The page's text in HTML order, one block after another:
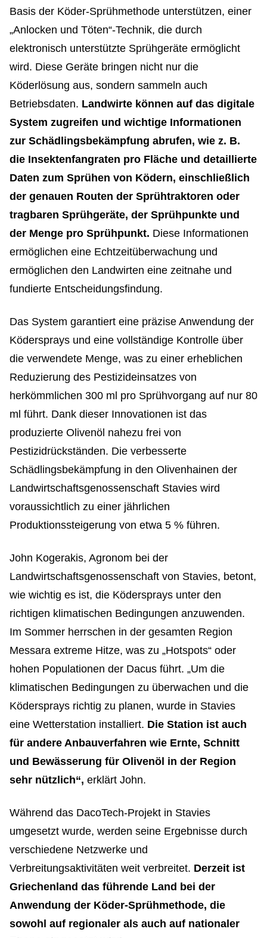
Basis der Köder-Sprühmethode unterstützen, einer
„Anlocken und Töten“-Technik, die durch
elektronisch unterstützte Sprühgeräte ermöglicht
wird. Diese Geräte bringen nicht nur die
Köderlösung aus, sondern sammeln auch
Betriebsdaten. Landwirte können auf das digitale
System zugreifen und wichtige Informationen
zur Schädlingsbekämpfung abrufen, wie z. B.
die Insektenfangraten pro Fläche und detaillierte
Daten zum Sprühen von Ködern, einschließlich
der genauen Routen der Sprühtraktoren oder
tragbaren Sprühgeräte, der Sprühpunkte und
der Menge pro Sprühpunkt. Diese Informationen
ermöglichen eine Echtzeitüberwachung und
ermöglichen den Landwirten eine zeitnahe und
fundierte Entscheidungsfindung.
Das System garantiert eine präzise Anwendung der
Ködersprays und eine vollständige Kontrolle über
die verwendete Menge, was zu einer erheblichen
Reduzierung des Pestizideinsatzes von
herkömmlichen 300 ml pro Sprühvorgang auf nur 80
ml führt. Dank dieser Innovationen ist das
produzierte Olivenöl nahezu frei von
Pestizidrückständen. Die verbesserte
Schädlingsbekämpfung in den Olivenhainen der
Landwirtschaftsgenossenschaft Stavies wird
voraussichtlich zu einer jährlichen
Produktionssteigerung von etwa 5 % führen.
John Kogerakis, Agronom bei der
Landwirtschaftsgenossenschaft von Stavies, betont,
wie wichtig es ist, die Ködersprays unter den
richtigen klimatischen Bedingungen anzuwenden.
Im Sommer herrschen in der gesamten Region
Messara extreme Hitze, was zu „Hotspots“ oder
hohen Populationen der Dacus führt. „Um die
klimatischen Bedingungen zu überwachen und die
Ködersprays richtig zu planen, wurde in Stavies
eine Wetterstation installiert. Die Station ist auch
für andere Anbauverfahren wie Ernte, Schnitt
und Bewässerung für Olivenöl in der Region
sehr nützlich“, erklärt John.
Während das DacoTech-Projekt in Stavies
umgesetzt wurde, werden seine Ergebnisse durch
verschiedene Netzwerke und
Verbreitungsaktivitäten weit verbreitet. Derzeit ist
Griechenland das führende Land bei der
Anwendung der Köder-Sprühmethode, die
sowohl auf regionaler als auch auf nationaler